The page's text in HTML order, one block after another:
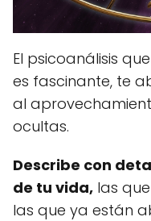
El psicoanálisis
es fascinante, te
al
ocultas.
Describe con
de tu vida, las
las que ya están